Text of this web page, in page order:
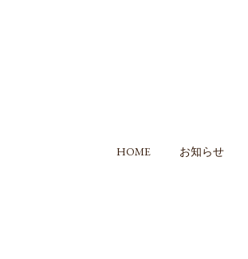
HOME お知らせ